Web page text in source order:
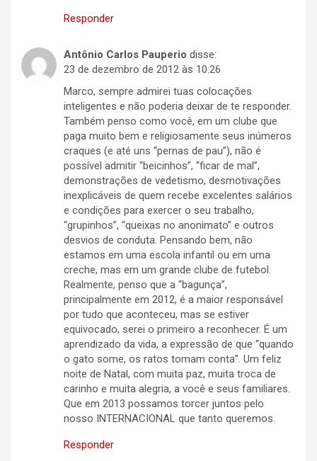
Responder
Antônio Carlos Pauperio disse:
23 de dezembro de 2012 às 10:26
Marco, sempre admirei tuas colocações
inteligentes e não poderia deixar de te responder.
Também penso como você, em um clube que
paga muito bem e religiosamente seus inúmeros
craques (e até uns “pernas de pau”), não é
possível admitir “beicinhos”, “ficar de mal”,
demonstrações de vedetismo, desmotivações
inexplicáveis de quem recebe excelentes salários
e condições para exercer o seu trabalho,
“grupinhos”, “queixas no anonimato” e outros
desvios de conduta. Pensando bem, não
estamos em uma escola infantil ou em uma
creche, mas em um grande clube de futebol.
Realmente, penso que a “bagunça”,
principalmente em 2012, é a maior responsável
por tudo que aconteceu, mas se estiver
equivocado, serei o primeiro a reconhecer. É um
aprendizado da vida, a expressão de que “quando
o gato some, os ratos tomam conta”. Um feliz
noite de Natal, com muita paz, muita troca de
carinho e muita alegria, a você e seus familiares.
Que em 2013 possamos torcer juntos pelo
nosso INTERNACIONAL que tanto queremos.
Responder